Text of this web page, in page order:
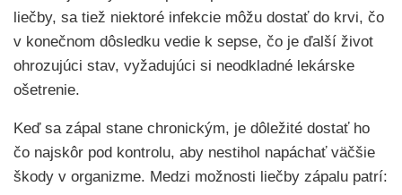
liečby, sa tiež niektoré infekcie môžu dostať do krvi, čo
v konečnom dôsledku vedie k sepse, čo je ďalší život
ohrozujúci stav, vyžadujúci si neodkladné lekárske
ošetrenie.
Keď sa zápal stane chronickým, je dôležité dostať ho
čo najskôr pod kontrolu, aby nestihol napáchať väčšie
škody v organizme. Medzi možnosti liečby zápalu patrí: